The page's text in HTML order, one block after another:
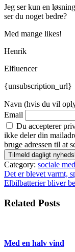
Jeg ser kun en
ser du noget bedre?
Med mange likes!
Henrik
Elfluencer
{unsubscription_url}
Navn (hvis du vil
Email
Du accepterer
ikke deler din
bruge adressen til at
Category: sociale
Det er blevet varmt,
Elbilbatterier bliver
Related Posts
Med en halv vind